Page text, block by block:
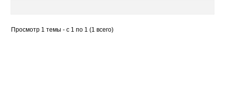
Просмотр 1 темы - с 1 по 1 (1 всего)